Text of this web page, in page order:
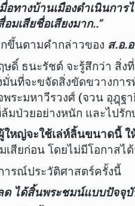
อทางบ้านเมืองดำเนินกา
มเสียชื่อเสียงมาก..”
นตามคำกล่าวของ ส.อ.
นะรัชต์ จะรู้สึกว่า สิ่งที่ต
นที่จะขจัดสิ่งขัดขวางก
พระมหาวีรวงศ์ (จวน อุฎฺ
มป่วยอย่างหนัก และไป
จะใช้เล่ห์ลิ้นขนาดนี้ ให้
สียก่อน โดยไม่มีโอกาสไ
รณ์ประวัติศาสตร์ครั้งนี้
ได้สิ้นพระชมน์แบบปัจจุ